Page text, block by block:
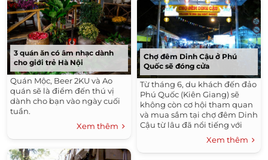
3 quán ăn có âm nhạc dành
cho giới trẻ Hà Nội
Quán Mộc, Beer 2KU và Ao
quán sẽ là điểm đến thú vị
dành cho bạn vào ngày cuối
tuần.
Xem thêm
Chợ đêm Dinh Cậu ở Phú
Quốc sẽ đóng cửa
Từ tháng 6, du khách đến đảo
Phú Quốc (Kiên Giang) sẽ
không còn cơ hội tham quan
và mua sắm tại chợ đêm Dinh
Cậu từ lâu đã nổi tiếng với
Xem thêm